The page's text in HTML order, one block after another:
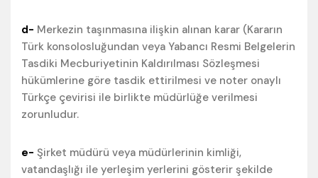
d- Merkezin taşınmasına ilişkin alınan karar (Kararın
Türk konsolosluğundan veya Yabancı Resmi Belgelerin
Tasdiki Mecburiyetinin Kaldırılması Sözleşmesi
hükümlerine göre tasdik ettirilmesi ve noter onaylı
Türkçe çevirisi ile birlikte müdürlüğe verilmesi
zorunludur.
e- Şirket müdürü veya müdürlerinin kimliği,
vatandaşlığı ile yerleşim yerlerini gösterir şekilde